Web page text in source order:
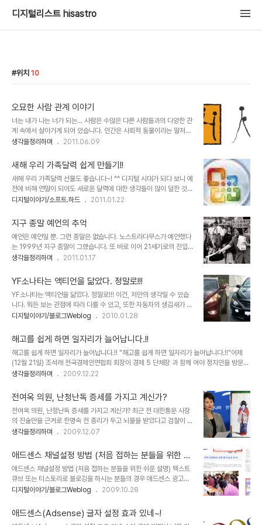
디지털리스트 hisastro
위치 10
오묘한 사람 관계 이야기
너는 내가 나는 너가 되는... 사람은 수많은 다른 사람들과의 다양한 관
계 속에서 살아가게 되어 있습니다. 인간은 사회적 동물이라는 말처럼
어쩌면 인간은 실제 혼자서는 살아갈 수 없는 존재인지도 모릅니다. 어
론 그러한 상황이라도 어디까지가 혼자냐라고 하는 문제에 대해서는
간단히 설정할 수는 없을 겁니다. 그냥 단지 사람들과의 관계가 단절된
것만을 전제로 한 것을 의미하는 경우에는 가능할 수도 있겠다고 생각
이 들면서도 직접 경험해 보질 못한 것이기에...- ▲ H를 형상화 한 이
미지는 Human Relations Associates의 로고이며, 사람人자는
연결되고 통한다는..
생각을정리하며 2011.06.09
새해 우리 가족달력 쉽게 만들기!!
새해 우리 가족달력 선물도 좋습니다~! ^^ 디지털 시대가 되다 보니 예
전에 비해 연말이 되어도 새로운 달력에 대한 생각들이 많이 덜한 것은
사실입니다. 하지만, 노무현 대통령 기념 달력이라던지, 무한도전 등
는 적지 않아 보입니다. 또한 예전과는 다르게 나만의 달력이랄까요?
색다른 멋과 재미를 가지고 새해 달력을 만들고자 하는 마음들은 과거
보다 더하지 않나 생각됩니다. 그래서 요즘은 달력도 맞춤형으로 제작
해주는 곳들이 많이 있지요. 하지만 이렇게 별도의 돈을 들이는 것 말
고 직접 달력을 만들어 가족 친지들에게 작은 선물로 나누어 주는 것도
이 우선 어렵지 않을까 생각을..
디지털이야기/소프트.하드 2011.01.22
지구 종말 예언의 추억
예언은 예언일 뿐. 그런 종말은 없습니다. 노스트라다무스가 예언했다
는 1999년 지구 종말이 그랬습니다. 또 바로 이어 21세기로의 진입
에 따른 컴퓨터 버그에서 파생될 여러 문제들을 묶어 당장이라도 어찌
지금에서 그때 일들을 돌아보면 우습기도 하고 기분 묘하게 착잡해지
기도 합니다. 물론 사회적으로 표면화되어 일어났던 일들뿐만 아니라
소소하게 웃지 못할 촌극으로 종결된 사이비 종교들의 사건들도 우리
가 모르는 사이에 적잖이 있었을 겁니다. 끝없이 이어지는 종말 예언
1992년, 다미신인가 다미선인가라고 하는 일부 기독교 종파 -기독교
1992년 10월 28일에 예수의 공중..
생각을정리하며 2011.01.17
YF소나타는 액티언을 닮았다. 정말로!!!
YF소나타는 액티언을 닮았다. 정말로!!! 이건, 저만의 생각일 수 있습
니다. 뭐든 보는 관점에 따라 다를 수 있고, 또한 자동차의 생김새가 어
떤 면에서는 동일한 형태일 수 밖에 없기에 그러한 이유일 수 도 있을
그냥 습관적으로 사람의 얼굴을 보더라도 자연스럽게 누구와 닮았다
는 생각을 하기도 하고, 주변에 지인이나 가까운 사람들이 있으면 그
생각을 말하곤 합니다. -물론 이것이 저만의 독특한 습관은 아닐 겁니
다. 적지 않은 분들이 그러신 것을 많이 봅니다.- 그래서 때로는 저로
부터 그런 얘기를 자주 듣는 사람들의 경우는 이제 그만하라고 하기도
과학은 관찰이라는 말을..
디지털이야기/블로그Weblog 2010.01.28
해고를 쉽게 하면 일자리가 늘어납니다.!!
해고를 쉽게 하면 일자리가 늘어납니다.!! "해고를 쉽게 하면 일자리가 늘어납니다.!!"어제
(12월 21일) 조석래 전국경제인연합회 회장이 경제 5 단체장 과 함께 여야 정치인을 방문하
여 말했다는 발언 내용입니다. 정말로 그럴까요? 과연 해고를 쉽게 하면 일자리가 늘어날까
살아가는 대부분의 우리들은 스스로의 자화상에 대해 생각할 부분이 없지 않은 건 아닙니
다.-이 부분은 아래에서 잠시 언급하도록 하겠습니다.- 그러나 우리의 현실을 뒤돌아 볼 때
정말 이 말이 진정성이 담긴 말인지는 곱씹어 보게 됩니다. ▲ 우리나라의 재벌에 관한 서적
언젠가 숨겨진 우리의 근대사에 대한 책을 본 적이 있습니다.일제의 침략이 끝난..
생각을정리하며 2009.12.22
전여옥 의원, 난청난독 증세를 가지고 계신가?
전여옥 의원, 난청난독 증세를 가지고 계신가? 최근 전 대한통운 사장
의 진술만을 근거로 한명숙 전 총리가 두고 뇌물을 받았다고 검찰이 피
의사실을 공표했습니다. 이에 대해 말도 많고, 더욱이 전임 대통령을
고 있음에 우려의 목소리가 커지고 있습니다. 더욱이 이러한 내용이 또
다시 찌라시에 기사화되면서 무한 반복되며 없는 일도 다시 재생산되
고 마는 그야말로 엉뚱한 일들이 자꾸 벌어지고 있습니다. 그런데, 이
를 두고 한나라당의 전여옥 의원께서 이에 대한 글을 썼다 하여 찾아보
니.... 참으로 아연실색하지 않을 수 없었습니다. 그동안 말도 아닌 말
않지만, 말을 하시려거든 제발 제대로..
생각을정리하며 2009.12.07
애드센스 채널설정 방법 (처음 접하는 분들을 위한 쉬
운 설명)
애드센스 채널설정 방법 (처음 접하는 분들을 위한 쉬운 설명) 텍스트
큐브 또는 티스토리로 블로깅을 하시는 분들의 경우 애드센스 광고게
재는 하나의 블로그 요소처럼 활용된다고 해도 과언이 아니라 생각을
때문에 좀더 친화적이란 느낌이 들기도 합니다. 그런데, 애드센스를 처
음 접하시는 분들의 경우 애드센스 광고 개제에 대한 구글로부터의 승
디지털이야기/블로그Weblog 2009.10.28
애드센스(Adsense) 글자 설정 효과 있네~!